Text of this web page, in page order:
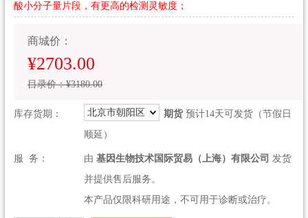
酸小分子量片段，有更高的检测灵敏度；
商城价：
¥2703.00
目录价：¥3180.00
库存货期： 北京市朝阳区 期货预计14天可发货（节假日
顺延）
服 务： 由 基因生物技术国际贸易（上海）有限公司 发货
并提供售后服务。
本产品仅限科研用途，不可用于诊断或治疗。